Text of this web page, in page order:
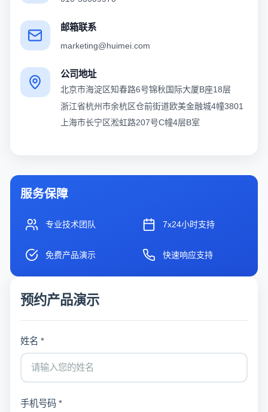
邮箱联系
marketing@huimei.com
公司地址
北京市海淀区知春路6号锦秋国际大厦B座18层
浙江省杭州市余杭区仓前街道欧美金融城4幢3801
上海市长宁区淞虹路207号C幢4层B室
服务保障
专业技术团队 7x24小时支持
免费产品演示 快速响应支持
预约产品演示
姓名 *
手机号码 *